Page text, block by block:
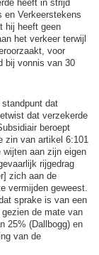
heeft in strijd
en Verkeerstekens
hij heeft geen
het verkeer terwijl
voor
bij vonnis van 30
dat
dat verzekerde
beroept
zin van artikel 6:101
wijten aan zijn eigen
rijgedrag
zich aan de
vermijden geweest.
sprake is van een
de mate van
25% (Dallbogg) en
van de